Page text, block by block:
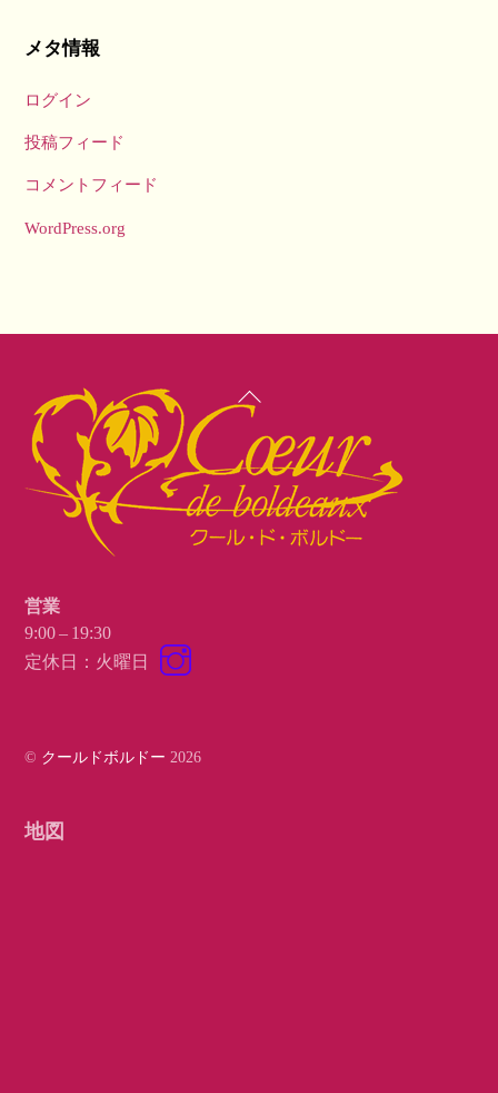
メタ情報
ログイン
投稿フィード
コメントフィード
WordPress.org
Back
To
Top
営業
9:00 – 19:30
定休日：火曜日
© クールドボルドー 2026
地図